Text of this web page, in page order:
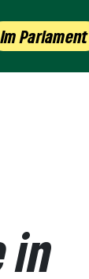
Im Parlament
in